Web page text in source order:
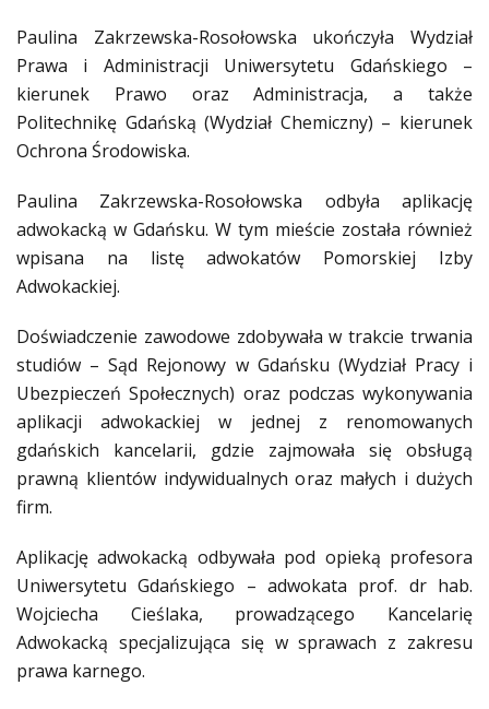
Paulina Zakrzewska-Rosołowska ukończyła Wydział
Prawa i Administracji Uniwersytetu Gdańskiego –
kierunek Prawo oraz Administracja, a także
Politechnikę Gdańską (Wydział Chemiczny) – kierunek
Ochrona Środowiska.
Paulina Zakrzewska-Rosołowska odbyła aplikację
adwokacką w Gdańsku. W tym mieście została również
wpisana na listę adwokatów Pomorskiej Izby
Adwokackiej.
Doświadczenie zawodowe zdobywała w trakcie trwania
studiów – Sąd Rejonowy w Gdańsku (Wydział Pracy i
Ubezpieczeń Społecznych) oraz podczas wykonywania
aplikacji adwokackiej w jednej z renomowanych
gdańskich kancelarii, gdzie zajmowała się obsługą
prawną klientów indywidualnych oraz małych i dużych
firm.
Aplikację adwokacką odbywała pod opieką profesora
Uniwersytetu Gdańskiego – adwokata prof. dr hab.
Wojciecha Cieślaka, prowadzącego Kancelarię
Adwokacką specjalizująca się w sprawach z zakresu
prawa karnego.